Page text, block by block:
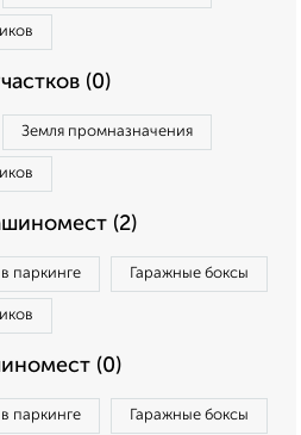
(0)
Земля промназначения
(2)
паркинге Гаражные боксы
(0)
паркинге Гаражные боксы